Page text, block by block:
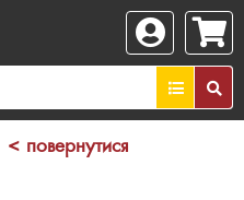
< повернутися